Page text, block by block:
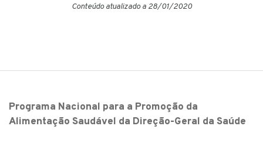
Conteúdo atualizado a 28/01/2020
Programa Nacional para a Promoção da
Alimentação Saudável da Direção-Geral da Saúde